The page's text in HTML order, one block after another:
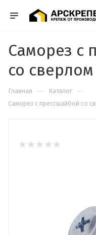
Саморез с
со
Главная — Каталог —
Саморез с прессшайбой со